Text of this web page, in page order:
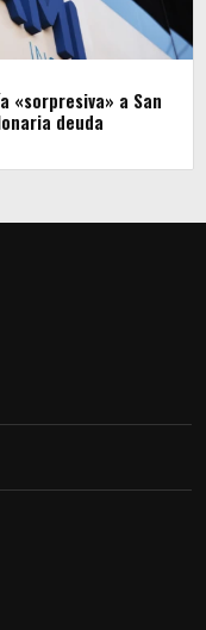
«sorpresiva» a San
deuda